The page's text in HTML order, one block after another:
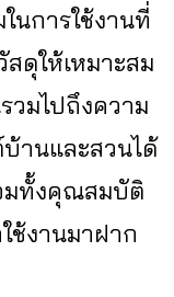
นการใช้งานที่
สดุให้เหมาะสม
วมไปถึงความ
านและสวนได้
มทั้งคุณสมบัติ
ช้งานมาฝาก